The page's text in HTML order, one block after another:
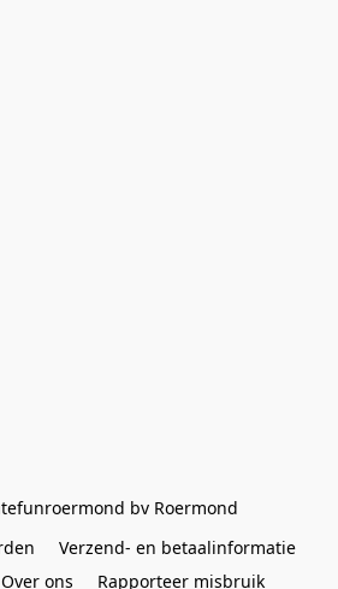
bv Roermond
Verzend- en betaalinformatie
Over ons Rapporteer misbruik